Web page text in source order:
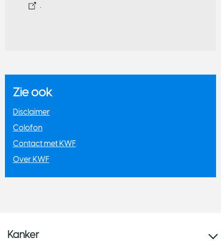
.
Zie ook
​Disclaimer
Colofon
Contact met KWF
Over KWF
Kanker